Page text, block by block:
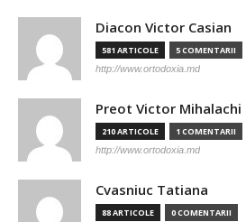
Diacon Victor Casian
581 ARTICOLE 5 COMENTARII
http://www.ortodoxia.md
Preot Victor Mihalachi
210 ARTICOLE 1 COMENTARII
http://www.ortodoxia.md
Cvasniuc Tatiana
88 ARTICOLE 0 COMENTARII